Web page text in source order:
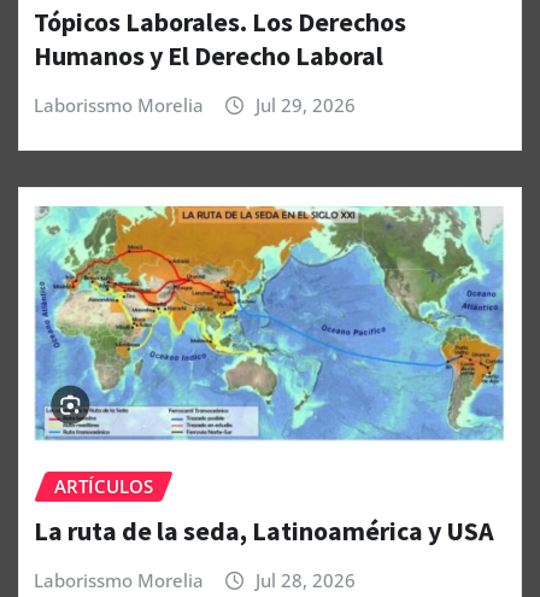
Tópicos Laborales. Los Derechos
Humanos y El Derecho Laboral
Laborissmo Morelia Jul 29, 2026
ARTÍCULOS
La ruta de la seda, Latinoamérica y USA
Laborissmo Morelia Jul 28, 2026